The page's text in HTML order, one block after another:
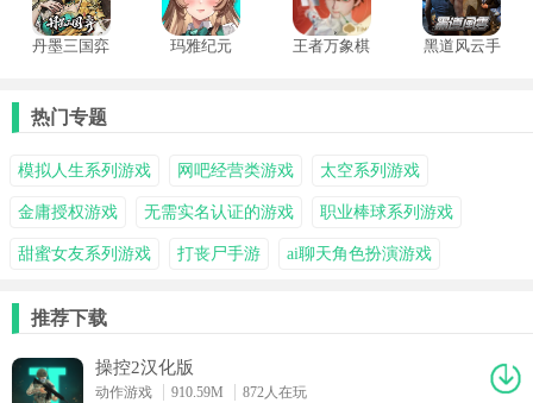
丹墨三国弈 玛雅纪元
王者万象棋
黑道风云手
热门专题
模拟人生系列游戏 网吧经营类游戏 太空系列游戏
金庸授权游戏 无需实名认证的游戏 职业棒球系列游戏
甜蜜女友系列游戏 打丧尸手游 ai聊天角色扮演游戏
推荐下载
操控2汉化版
动作游戏 910.59M
872人在玩